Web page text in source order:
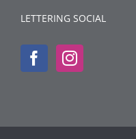
LETTERING SOCIAL